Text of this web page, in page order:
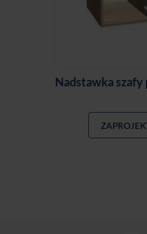
Nadstawka szafy